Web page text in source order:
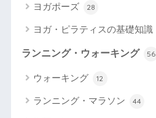
ヨガポーズ 28
ヨガ・ピラティスの基礎知識
ランニング・ウォーキング 56
ウォーキング 12
ランニング・マラソン 44